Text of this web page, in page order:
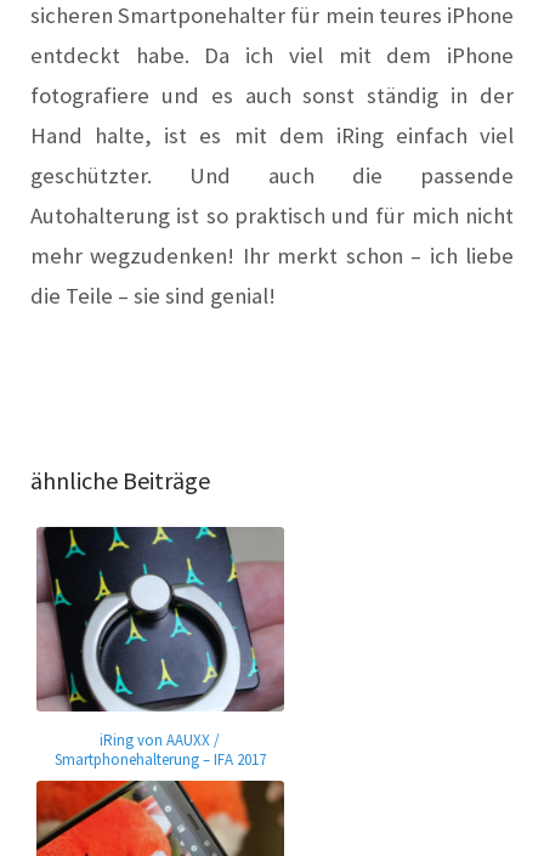
sicheren Smartponehalter für mein teures iPhone
entdeckt habe. Da ich viel mit dem iPhone
fotografiere und es auch sonst ständig in der
Hand halte, ist es mit dem iRing einfach viel
geschützter. Und auch die passende
Autohalterung ist so praktisch und für mich nicht
mehr wegzudenken! Ihr merkt schon – ich liebe
die Teile – sie sind genial!
ähnliche Beiträge
iRing von AAUXX /
Smartphonehalterung – IFA 2017